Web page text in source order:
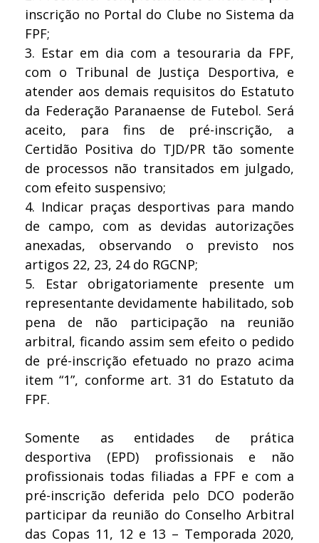
inscrição no Portal do Clube no Sistema da
FPF;
3. Estar em dia com a tesouraria da FPF,
com o Tribunal de Justiça Desportiva, e
atender aos demais requisitos do Estatuto
da Federação Paranaense de Futebol. Será
aceito, para fins de pré-inscrição, a
Certidão Positiva do TJD/PR tão somente
de processos não transitados em julgado,
com efeito suspensivo;
4. Indicar praças desportivas para mando
de campo, com as devidas autorizações
anexadas, observando o previsto nos
artigos 22, 23, 24 do RGCNP;
5.
Estar obrigatoriamente presente um
representante devidamente habilitado, sob
pena de não participação na reunião
arbitral, ficando assim sem efeito o pedido
de pré-inscrição efetuado no prazo acima
item “1”, conforme art. 31 do Estatuto da
FPF.
Somente as entidades de prática
desportiva (EPD) profissionais e não
profissionais todas filiadas a FPF e com a
pré-inscrição deferida pelo DCO poderão
participar da reunião do Conselho Arbitral
das Copas 11, 12 e 13 – Temporada 2020,